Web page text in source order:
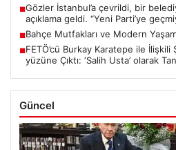
■Gözler İstanbul’a çevrildi, bir
açıklama geldi. “Yeni Parti’ye
■Bahçe Mutfakları ve Modern
■FETÖ’cü Burkay Karatepe ile
yüzüne Çıktı: ‘Salih Usta’ olarak
Güncel